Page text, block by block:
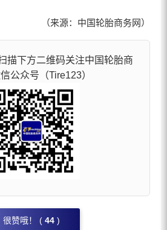
（来源：中国轮胎商务网）
描下方二维码关注中国轮胎商
公众号（Tire123）
很赞哦！ ( 44 )